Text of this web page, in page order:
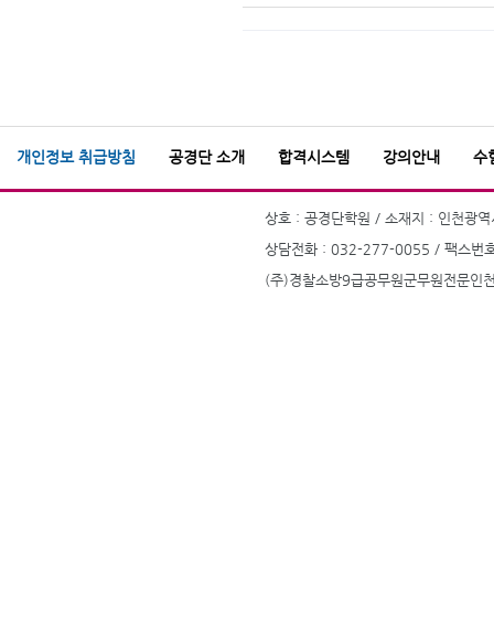
개인정보 취급방침 공경단 소개 합격시스템 강의안내 수
상호 : 공경단학원 / 소재지 : 인천광
상담전화 : 032-277-0055 / 팩스번
(주)경찰소방9급공무원군무원전문